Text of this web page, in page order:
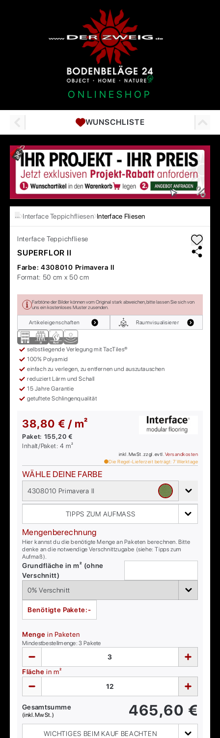
ONLINESHOP
WUNSCHLISTE
… Interface Teppichfliesen Interface Fliesen
Interface Teppichfliese
SUPERFLOR II
Farbe: 4308010 Primavera II
Format: 50 cm x 50 cm
Farbtöne der Bilder können vom Original stark abweichen, bitte lassen Sie sich von
uns ein kostenloses Muster zusenden.
Artikeleigenschaften Raumvisualisierer
selbstliegende Verlegung mit TacTiles®
100% Polyamid
einfach zu verlegen, zu entfernen und auszutauschen
reduziert Lärm und Schall
15 Jahre Garantie
getuftete Schlingenqualität
38,80 € / m²
Paket: 155,20 €
Inhalt/Paket:4 m²
inkl. MwSt. zzgl. evtl. Versandkosten
Die Regel-Lieferzeit beträgt: 7 Werktage
WÄHLE DEINE FARBE
4308010 Primavera II
TIPPS ZUM AUFMASS
Mengenberechnung
Hier kannst du die benötigte Menge an Paketen berechnen. Bitte
denke an die notwendige Verschnittzugabe (siehe: Tipps zum
Aufmaß).
Grundfläche in m² (ohne
Verschnitt)
Benötigte Pakete:-
Menge in Paketen
Mindestbestellmenge:3 Pakete
Fläche in m²
Gesamtsumme
(inkl. MwSt.) 465,60 €
WICHTIGES BEIM KAUF BEACHTEN